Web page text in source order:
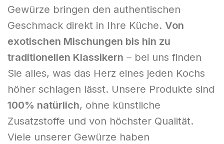
Gewürze bringen den authentischen
Geschmack direkt in Ihre Küche. Von
exotischen Mischungen bis hin zu
traditionellen Klassikern – bei uns finden
Sie alles, was das Herz eines jeden Kochs
höher schlagen lässt. Unsere Produkte sind
100% natürlich, ohne künstliche
Zusatzstoffe und von höchster Qualität.
Viele unserer Gewürze haben